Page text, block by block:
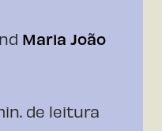
Maria João
de leitura